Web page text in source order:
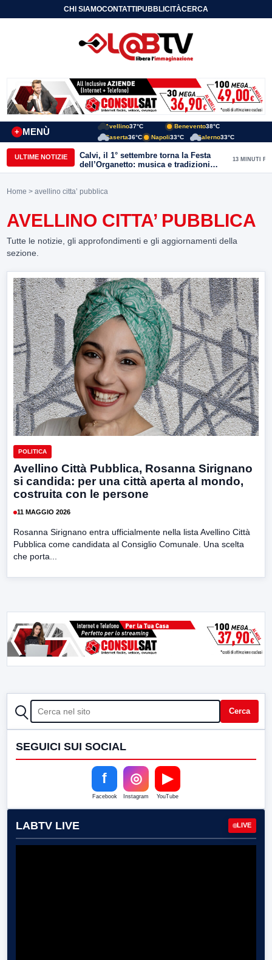
CHI SIAMOCONTATTIPUBBLICITÀCERCA
MENÙ
+
Avellino37°C Benevento38°C
Caserta36°C Napoli33°C Salerno33°C
ULTIME NOTIZIE
Calvi, il 1° settembre torna la Festa
dell’Organetto: musica e tradizioni
popolari dell’entroterra
13 MINUTI FA
Home > avellino citta’ pubblica
AVELLINO CITTA’ PUBBLICA
Tutte le notizie, gli approfondimenti e gli aggiornamenti della
sezione.
POLITICA
Avellino Città Pubblica, Rosanna Sirignano
si candida: per una città aperta al mondo,
costruita con le persone
11 MAGGIO 2026
Rosanna Sirignano entra ufficialmente nella lista Avellino Città
Pubblica come candidata al Consiglio Comunale. Una scelta
che porta...
CERCA Cerca
SEGUICI SUI SOCIAL
f
Facebook
◎
Instagram
▶
YouTube
LABTV LIVE LIVE